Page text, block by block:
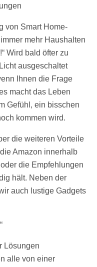
von Smart Home-
mehr Haushalten
Wird bald öfter zu
ausgeschaltet
Ihnen die Frage
macht das Leben
Gefühl, ein bisschen
kommen wird.
die weiteren Vorteile
Amazon innerhalb
die Empfehlungen
hält. Neben der
auch lustige Gadgets
Lösungen
alle von einer